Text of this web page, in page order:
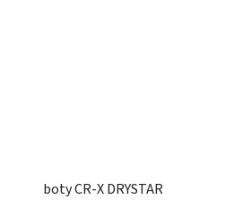
boty CR-X DRYSTAR